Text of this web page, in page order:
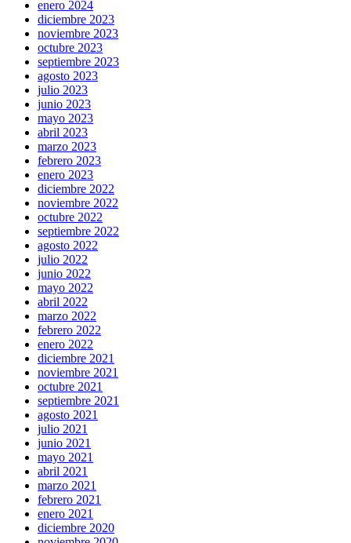
enero 2024
diciembre 2023
noviembre 2023
octubre 2023
septiembre 2023
agosto 2023
julio 2023
junio 2023
mayo 2023
abril 2023
marzo 2023
febrero 2023
enero 2023
diciembre 2022
noviembre 2022
octubre 2022
septiembre 2022
agosto 2022
julio 2022
junio 2022
mayo 2022
abril 2022
marzo 2022
febrero 2022
enero 2022
diciembre 2021
noviembre 2021
octubre 2021
septiembre 2021
agosto 2021
julio 2021
junio 2021
mayo 2021
abril 2021
marzo 2021
febrero 2021
enero 2021
diciembre 2020